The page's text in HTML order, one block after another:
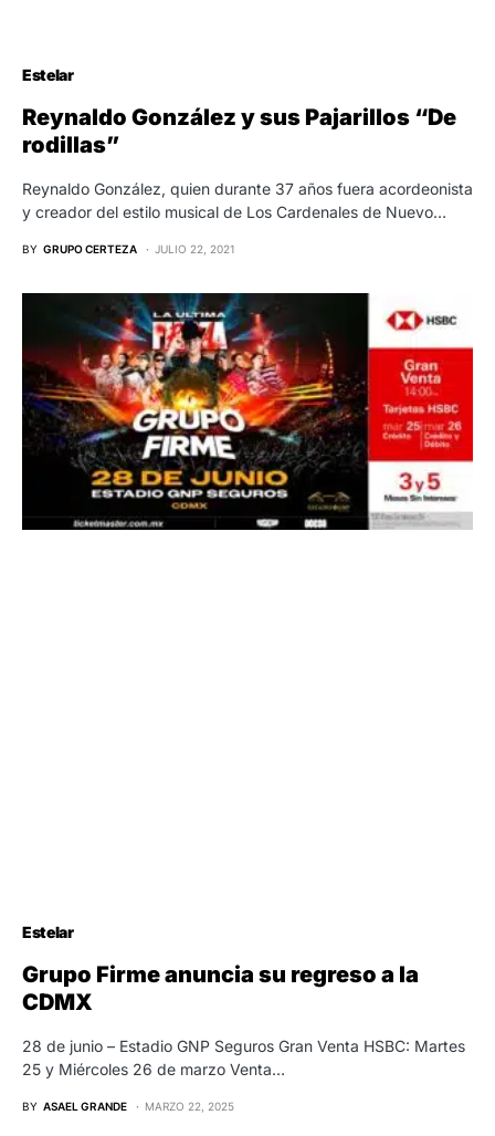
Estelar
Reynaldo González y sus Pajarillos “De
rodillas”
Reynaldo González, quien durante 37 años fuera acordeonista
y creador del estilo musical de Los Cardenales de Nuevo…
BY GRUPO CERTEZA JULIO 22, 2021
Estelar
Grupo Firme anuncia su regreso a la
CDMX
28 de junio – Estadio GNP Seguros Gran Venta HSBC: Martes
25 y Miércoles 26 de marzo Venta…
BY ASAEL GRANDE MARZO 22, 2025